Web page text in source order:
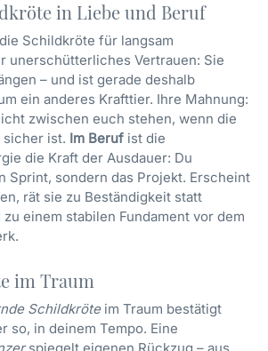
in Liebe und Beruf
Schildkröte für langsam
unerschütterliches Vertrauen: Sie
– und ist gerade deshalb
ein anderes Krafttier. Ihre Mahnung:
zwischen euch stehen, wenn die
sicher ist. Im Beruf ist die
die Kraft der Ausdauer: Du
Sprint, sondern das Projekt. Erscheint
rät sie zu Beständigkeit statt
einem stabilen Fundament vor dem
im Traum
Schildkröteim Traum bestätigt
so, in deinem Tempo. Eine